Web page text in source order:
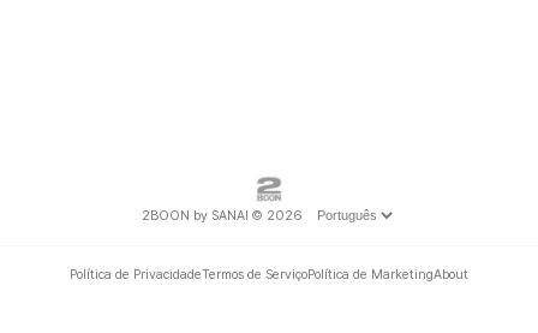
2BOON by SANAI © 2026
Política de PrivacidadeTermos de ServiçoPolítica de MarketingAbout